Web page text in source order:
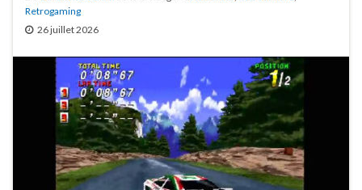
Retrogaming
26 juillet 2026